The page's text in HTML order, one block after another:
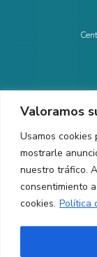
Valoramos
Usamos cookies
mostrarle
nuestro tráfico.
consentimiento
cookies. Política